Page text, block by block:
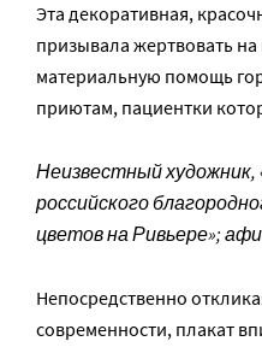
Эта декоративная,
призывала жертвовать
материальную помощь
приютам, пациентки
Неизвестный художник,
российского
цветов на Ривьере»;
Непосредственно
современности, плакат